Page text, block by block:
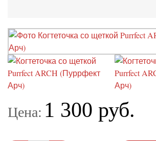
Цена: 1 300 руб.